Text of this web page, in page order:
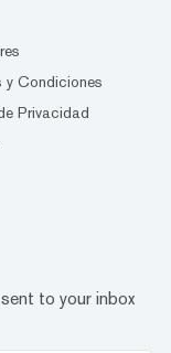
y Condiciones
Privacidad
to your inbox